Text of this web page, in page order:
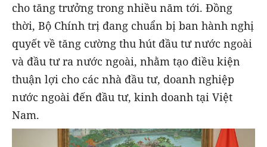
cho tăng trưởng trong nhiều năm tới. Đồng
thời, Bộ Chính trị đang chuẩn bị ban hành nghị
quyết về tăng cường thu hút đầu tư nước ngoài
và đầu tư ra nước ngoài, nhằm tạo điều kiện
thuận lợi cho các nhà đầu tư, doanh nghiệp
nước ngoài đến đầu tư, kinh doanh tại Việt
Nam.